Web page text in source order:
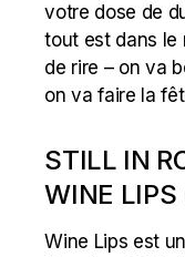
votre dose de
tout est dans le
de rire – on va
on va faire la
STILL IN
WINE LIPS
Wine Lips est